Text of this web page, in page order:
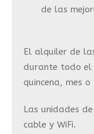
de las
El alquiler de
durante todo el
quincena, mes
Las unidades
cable y WiFi.